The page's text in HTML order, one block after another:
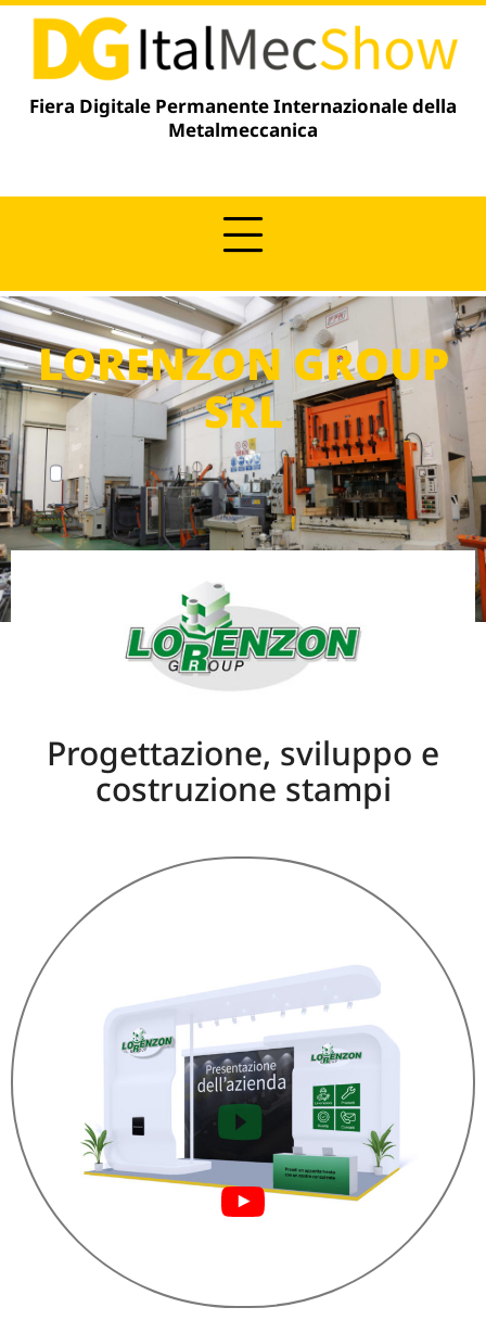
contenuto
Fiera Digitale Permanente Internazionale della
Metalmeccanica
LORENZON GROUP
SRL
Progettazione, sviluppo e
costruzione stampi